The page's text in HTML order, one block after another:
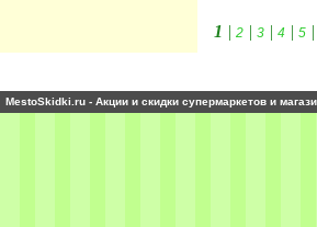
1 | 2 | 3 | 4 | 5 |
MestoSkidki.ru - Акции и скидки супермаркетов и